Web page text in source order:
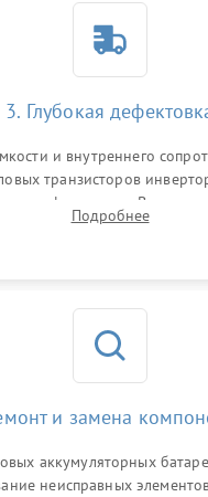
3. Глубокая
и внутреннего
транзисторов
трансформатора.
и прогаров на
Подробнее
и замена
аккумуляторных
неисправных